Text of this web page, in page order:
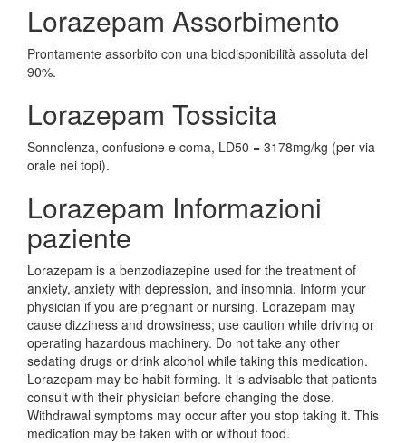
Lorazepam Assorbimento
Prontamente assorbito con una biodisponibilità assoluta del
90%.
Lorazepam Tossicita
Sonnolenza, confusione e coma, LD50 = 3178mg/kg (per via
orale nei topi).
Lorazepam Informazioni
paziente
Lorazepam is a benzodiazepine used for the treatment of
anxiety, anxiety with depression, and insomnia. Inform your
physician if you are pregnant or nursing. Lorazepam may
cause dizziness and drowsiness; use caution while driving or
operating hazardous machinery. Do not take any other
sedating drugs or drink alcohol while taking this medication.
Lorazepam may be habit forming. It is advisable that patients
consult with their physician before changing the dose.
Withdrawal symptoms may occur after you stop taking it. This
medication may be taken with or without food.